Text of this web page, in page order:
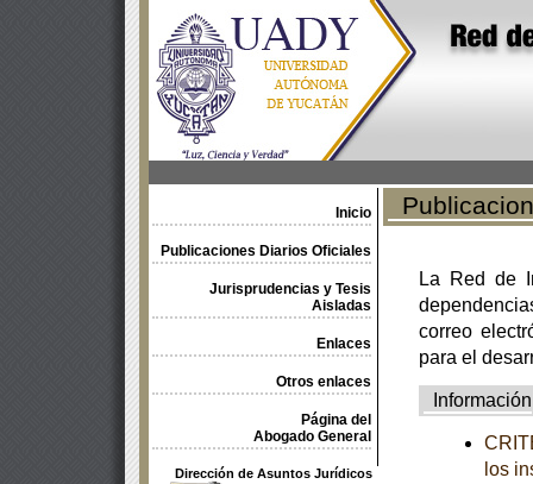
Inicio
Publicaciones Diarios Oficiales
Jurisprudencias y Tesis
Aisladas
Enlaces
Otros enlaces
Página del
Abogado General
Dirección de Asuntos Jurídicos
La Red de
correo
para el
Información
los